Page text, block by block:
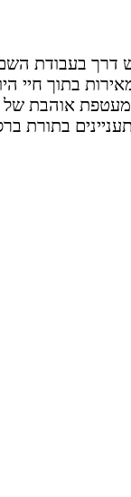
בעבודת השם
בתוך חיי
מעטפת אוהבת
בתורת